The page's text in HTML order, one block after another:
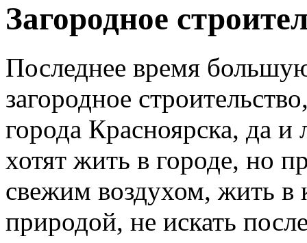
Загородное
Последнее время
загородное
города Красноярска, да
хотят жить в городе, но
свежим воздухом, жить в
природой, не искать